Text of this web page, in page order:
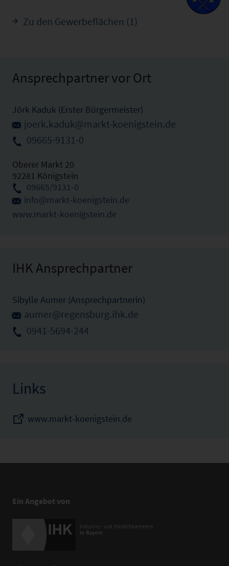
Zu den Gewerbeflächen (1)
Ansprechpartner vor Ort
Jörk Kaduk (Erster Bürgermeister)
joerk.kaduk@markt-koenigstein.de
09665-9131-0
Oberer Markt 20
92281 Königstein
09665/9131-0
info@markt-koenigstein.de
www.markt-koenigstein.de
IHK Ansprechpartner
Sibylle Aumer (Ansprechpartnerin)
aumer@regensburg.ihk.de
0941-5694-244
Links
www.markt-koenigstein.de
Ein Angebot von